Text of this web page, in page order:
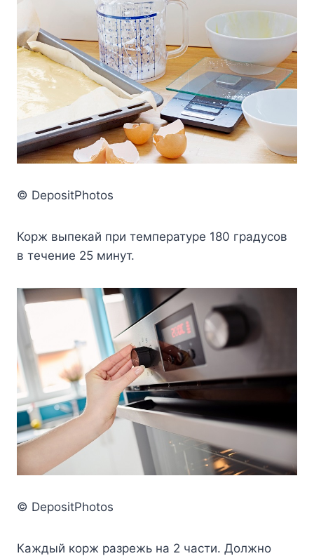
© DepositPhotos
Корж выпекай при температуре 180 градусов
в течение 25 минут.
© DepositPhotos
Каждый корж разрежь на 2 части. Должно